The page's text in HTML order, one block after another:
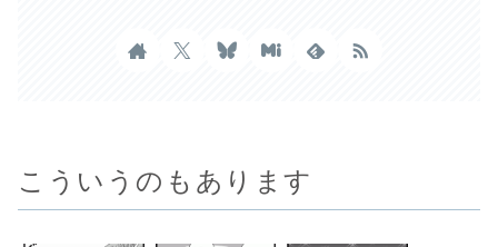
こういうのもあります